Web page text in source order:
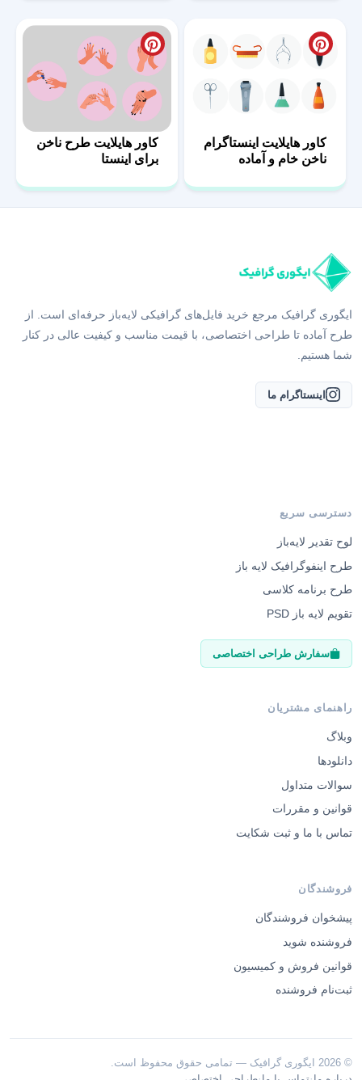
کاور هایلایت اینستاگرام
ناخن خام و آماده
کاور هایلایت طرح ناخن
برای اینستا
ایگوری گرافیک مرجع خرید فایل‌های گرافیکی لایه‌باز حرفه‌ای است. از
طرح آماده تا طراحی اختصاصی، با قیمت مناسب و کیفیت عالی در کنار
شما هستیم.
اینستاگرام ما
دسترسی سریع
لوح تقدیر لایه‌باز
طرح اینفوگرافیک لایه باز
طرح برنامه کلاسی
تقویم لایه باز PSD
سفارش طراحی اختصاصی
راهنمای مشتریان
وبلاگ
دانلودها
سوالات متداول
قوانین و مقررات
تماس با ما و ثبت شکایت
فروشندگان
پیشخوان فروشندگان
فروشنده شوید
قوانین فروش و کمیسیون
ثبت‌نام فروشنده
© 2026 ایگوری گرافیک — تمامی حقوق محفوظ است.